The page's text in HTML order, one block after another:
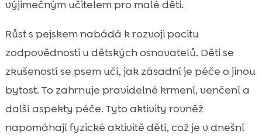
výjimečným učitelem pro malé děti.
Růst s pejskem nabádá k rozvoji pocitu
zodpovědnosti u dětských osnovatelů. Děti se
zkušeností se psem učí, jak zásadní je péče o jinou
bytost. To zahrnuje pravidelné krmení, venčení a
další aspekty péče. Tyto aktivity rovněž
napomáhají fyzické aktivitě dětí, což je v dnešní